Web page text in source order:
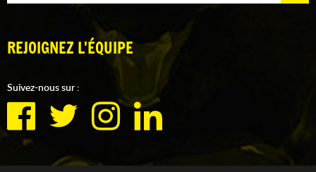
REJOIGNEZ L'ÉQUIPE
Suivez-nous sur :